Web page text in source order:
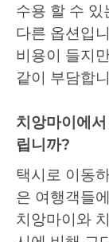
수용 할 수 있
다른 옵션입
비용이 들지
같이 부담합
치앙마이에
립니까?
택시로 이동
은 여행객들
치앙마이와